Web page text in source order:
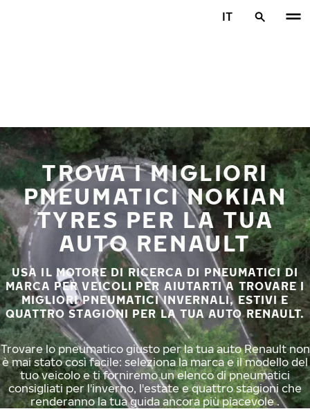
IT
TROVA I MIGLIORI
PNEUMATICI NOKIAN
TYRES PER LA TUA
AUTO RENAULT
USA IL MOTORE DI RICERCA DI PNEUMATICI DI
MARCA PER VEICOLI PER AIUTARTI A TROVARE I
MIGLIORI PNEUMATICI INVERNALI, ESTIVI E
QUATTRO STAGIONI PER LA TUA AUTO RENAULT.
Trovare lo pneumatico giusto per la tua auto Renault non
è mai stato così facile: seleziona la marca e il modello del
tuo veicolo e ti forniremo un elenco di pneumatici
consigliati per l'inverno, l'estate e quattro stagioni che
renderanno la tua guida ancora più piacevole .